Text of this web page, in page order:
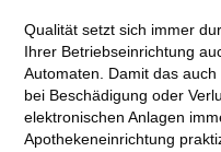
Qualität setzt sich immer
Ihrer Betriebseinrichtung
Automaten. Damit das
bei Beschädigung oder
elektronischen Anlagen
Apothekeneinrichtung